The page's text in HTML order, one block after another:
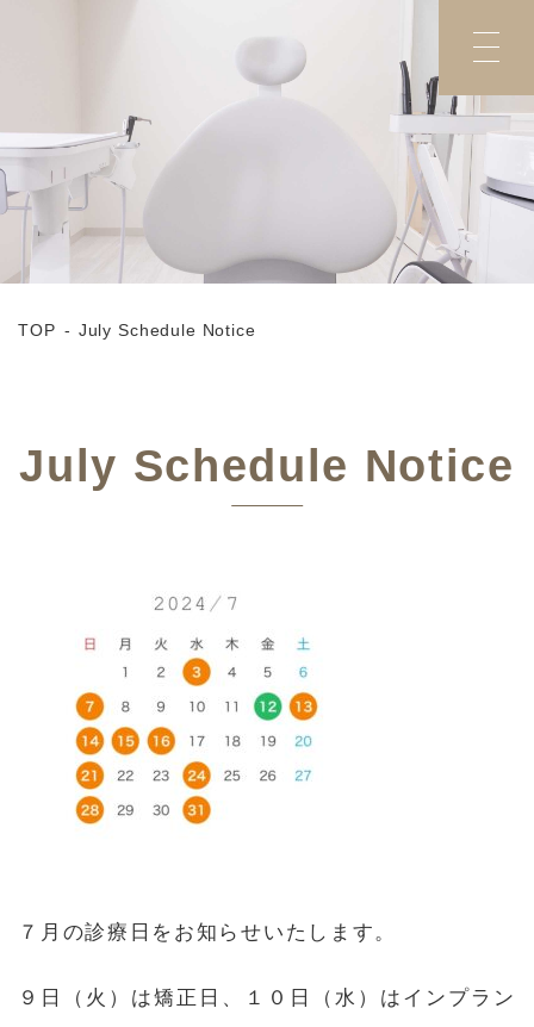
TOP July Schedule Notice
July Schedule Notice
７月の診療日をお知らせいたします。
９日（火）は矯正日、１０日（水）はインプラン